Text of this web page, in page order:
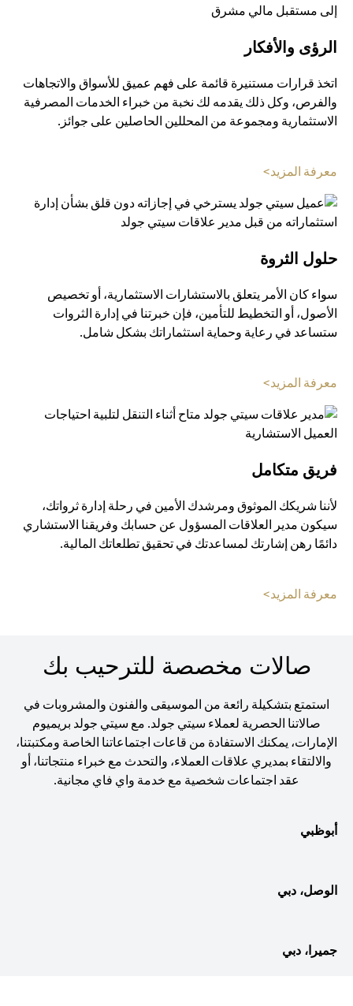
الرؤى والأفكار
اتخذ قرارات مستنيرة قائمة على فهم عميق للأسواق والاتجاهات
والفرص، وكل ذلك يقدمه لك نخبة من خبراء الخدمات المصرفية
الاستثمارية ومجموعة من المحللين الحاصلين على جوائز.
معرفة المزيد>
حلول الثروة
سواء كان الأمر يتعلق بالاستشارات الاستثمارية، أو تخصيص
الأصول، أو التخطيط للتأمين، فإن خبرتنا في إدارة الثروات
ستساعد في رعاية وحماية استثماراتك بشكل شامل.
معرفة المزيد>
فريق متكامل
لأننا شريكك الموثوق ومرشدك الأمين في رحلة إدارة ثرواتك،
سيكون مدير العلاقات المسؤول عن حسابك وفريقنا الاستشاري
دائمًا رهن إشارتك لمساعدتك في تحقيق تطلعاتك المالية.
معرفة المزيد>
صالات مخصصة للترحيب بك
استمتع بتشكيلة رائعة من الموسيقى والفنون والمشروبات في
صالاتنا الحصرية لعملاء سيتي جولد. مع سيتي جولد بريميوم
الإمارات، يمكنك الاستفادة من قاعات اجتماعاتنا الخاصة ومكتبتنا،
والالتقاء بمديري علاقات العملاء، والتحدث مع خبراء منتجاتنا، أو
عقد اجتماعات شخصية مع خدمة واي فاي مجانية.
أبوظبي
الوصل، دبي
جميرا، دبي